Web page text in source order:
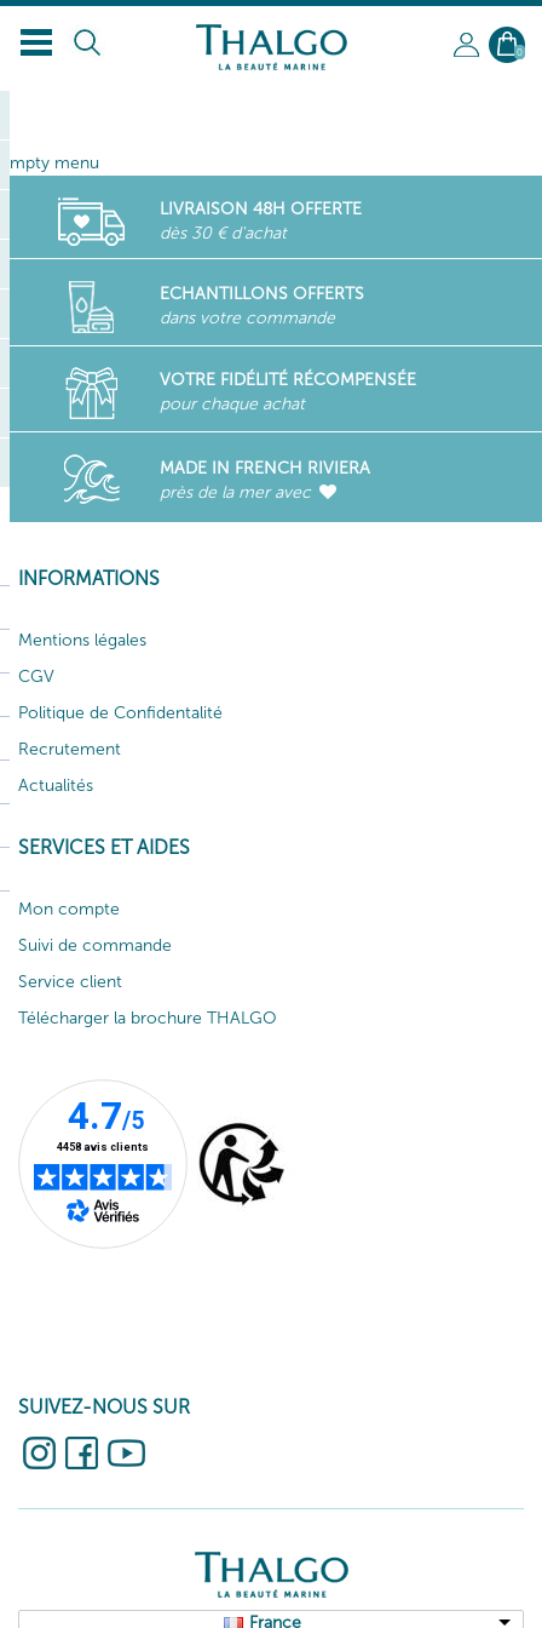
0
empty menu
LIVRAISON 48H OFFERTE
dès 30 € d'achat
ECHANTILLONS OFFERTS
dans votre commande
VOTRE FIDÉLITÉ RÉCOMPENSÉE
pour chaque achat
MADE IN FRENCH RIVIERA
près de la mer avec
INFORMATIONS
Mentions légales
CGV
Politique de Confidentalité
Recrutement
Actualités
SERVICES ET AIDES
Mon compte
Suivi de commande
Service client
Télécharger la brochure THALGO
SUIVEZ-NOUS SUR
France